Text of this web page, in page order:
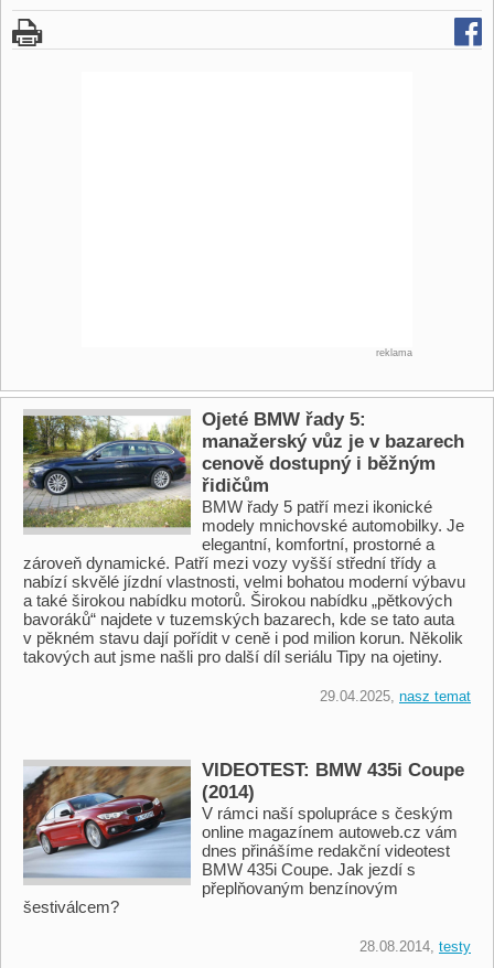
reklama
Ojeté BMW řady 5:
manažerský vůz je v bazarech
cenově dostupný i běžným
řidičům
BMW řady 5 patří mezi ikonické
modely mnichovské automobilky. Je
elegantní, komfortní, prostorné a
zároveň dynamické. Patří mezi vozy vyšší střední třídy a
nabízí skvělé jízdní vlastnosti, velmi bohatou moderní výbavu
a také širokou nabídku motorů. Širokou nabídku „pětkových
bavoráků“ najdete v tuzemských bazarech, kde se tato auta
v pěkném stavu dají pořídit v ceně i pod milion korun. Několik
takových aut jsme našli pro další díl seriálu Tipy na ojetiny.
29.04.2025, nasz temat
VIDEOTEST: BMW 435i Coupe
(2014)
V rámci naší spolupráce s českým
online magazínem autoweb.cz vám
dnes přinášíme redakční videotest
BMW 435i Coupe. Jak jezdí s
přeplňovaným benzínovým
šestiválcem?
28.08.2014, testy